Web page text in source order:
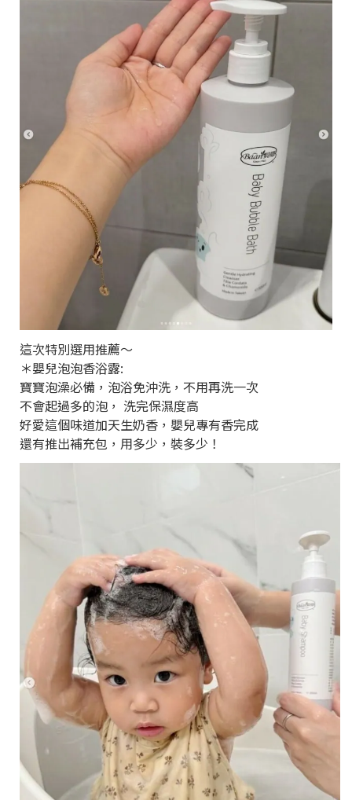
這次特別選用推薦～
＊嬰兒泡泡香浴露:
寶寶泡澡必備，泡浴免沖洗，不用再洗一次
不會起過多的泡， 洗完保濕度高
好愛這個味道加天生奶香，嬰兒專有香完成
還有推出補充包，用多少，裝多少！